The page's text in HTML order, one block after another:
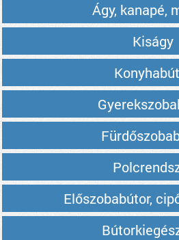
Ágy, kanapé,
Kiságy
Előszobabútor,